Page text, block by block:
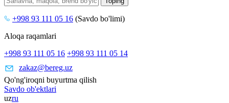
+998 93 111 05 16 (Savdo bo'limi)
Aloqa raqamlari
+998 93 111 05 16 +998 93 111 05 14
zakaz@bereg.uz
Qo'ng'iroqni buyurtma qilish
Savdo ob'ektlari
uzru